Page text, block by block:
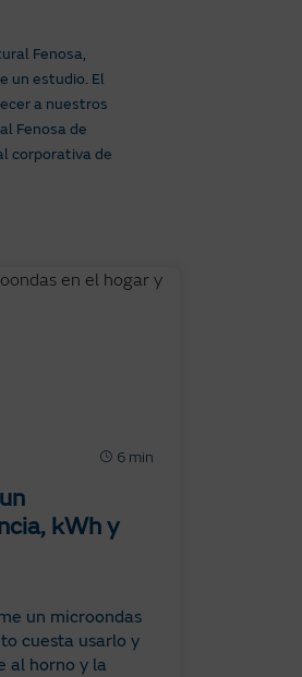
Fenosa,
un estudio. El
a nuestros
Fenosa de
corporativa de
6 min
kWh y
un microondas
cuesta usarlo y
al horno y la